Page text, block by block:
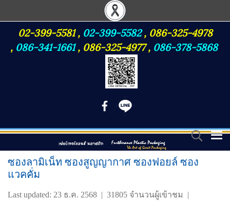
02-399-5581,02-399-5582, 086-325-4978
, 086-341-1661, 086-325-4977, 086-378-5868
ซองลามิเน็ท ซองสูญญากาศ ซองฟอยล์ ซอง
แวคคั่ม
Last updated: 23 ธ.ค. 2568 | 31805 จำนวนผู้เข้าชม |